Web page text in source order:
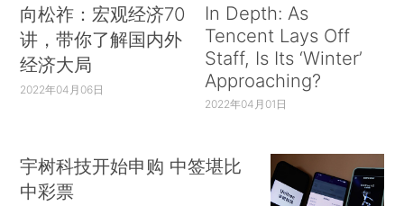
向松祚：宏观经济70
讲，带你了解国内外
经济大局
2022年04月06日
In Depth: As
Tencent Lays Off
Staff, Is Its ‘Winter’
Approaching?
2022年04月01日
宇树科技开始申购 中签堪比
中彩票